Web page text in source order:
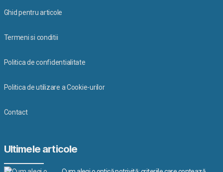
Ghid pentru articole
Termeni si conditii
Politica de confidentialitate
Politica de utilizare a Cookie-urilor
Contact
Ultimele articole